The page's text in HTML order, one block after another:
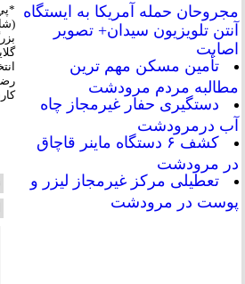
مجروحان حمله آمریکا به ایستگاه
آنتن تلویزیون سیدان+ تصویر
اصابت
تأمین مسکن مهم ترین
مطالبه مردم مرودشت
دستگیری حفار غیرمجاز چاه
آب درمرودشت
کشف ۶ دستگاه ماینر قاچاق
در مرودشت
تعطیلی مرکز غیرمجاز لیزر و
پوست در مرودشت